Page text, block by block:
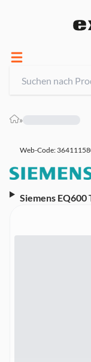
»
Web-Code:
Siemens
Milchbehälter,